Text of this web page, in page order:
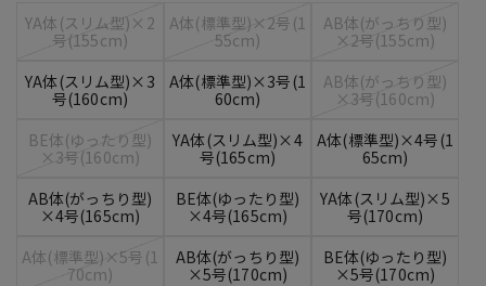
YA体(スリム型)×2
号(155cm)
A体(標準型)×2号(1
55cm)
AB体(がっちり型)
×2号(155cm)
YA体(スリム型)×3
号(160cm)
A体(標準型)×3号(1
60cm)
AB体(がっちり型)
×3号(160cm)
BE体(ゆったり型)
×3号(160cm)
YA体(スリム型)×4
号(165cm)
A体(標準型)×4号(1
65cm)
AB体(がっちり型)
×4号(165cm)
BE体(ゆったり型)
×4号(165cm)
YA体(スリム型)×5
号(170cm)
A体(標準型)×5号(1
70cm)
AB体(がっちり型)
×5号(170cm)
BE体(ゆったり型)
×5号(170cm)